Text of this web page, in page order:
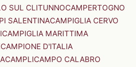
SUL CLITUNNOCAMPERTOGNO
SALENTINACAMPIGLIA CERVO
CAMPIGLIA MARITTIMA
CAMPIONE D'ITALIA
CAMPLICAMPO CALABRO